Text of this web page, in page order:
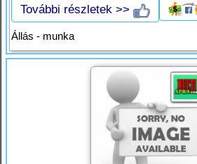
További részletek >>
Állás - munka